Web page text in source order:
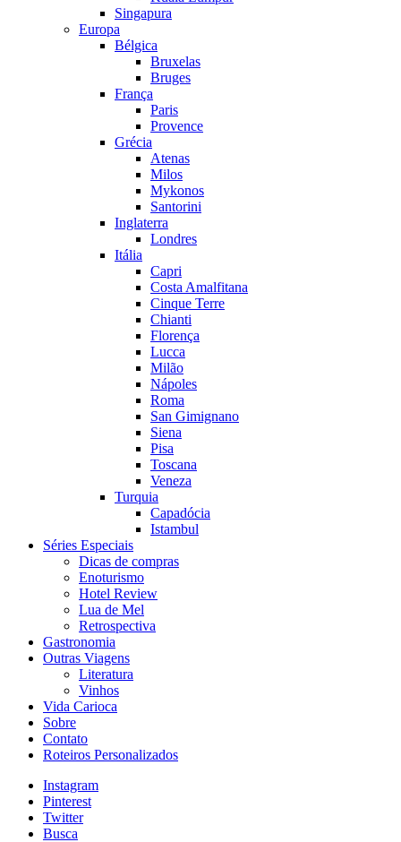
Singapura
Europa
Bélgica
Bruxelas
Bruges
França
Paris
Provence
Grécia
Atenas
Milos
Mykonos
Santorini
Inglaterra
Londres
Itália
Capri
Costa Amalfitana
Cinque Terre
Chianti
Florença
Lucca
Milão
Nápoles
Roma
San Gimignano
Siena
Pisa
Toscana
Veneza
Turquia
Capadócia
Istambul
Séries Especiais
Dicas de compras
Enoturismo
Hotel Review
Lua de Mel
Retrospectiva
Gastronomia
Outras Viagens
Literatura
Vinhos
Vida Carioca
Sobre
Contato
Roteiros Personalizados
Instagram
Pinterest
Twitter
Busca